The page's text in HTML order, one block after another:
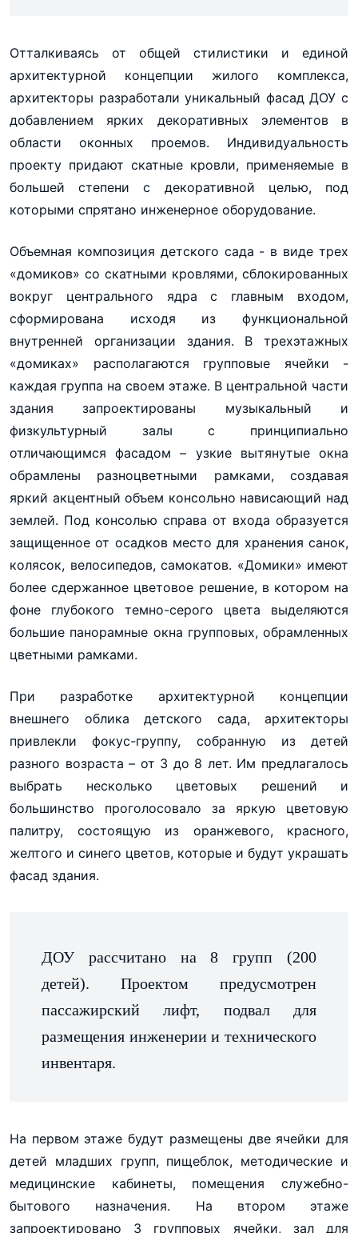
Отталкиваясь от общей стилистики и единой
архитектурной концепции жилого комплекса,
архитекторы разработали уникальный фасад ДОУ с
добавлением ярких декоративных элементов в
области оконных проемов. Индивидуальность
проекту придают скатные кровли, применяемые в
большей степени с декоративной целью, под
которыми спрятано инженерное оборудование.
Объемная композиция детского сада - в виде трех
«домиков» со скатными кровлями, сблокированных
вокруг центрального ядра с главным входом,
сформирована исходя из функциональной
внутренней организации здания. В трехэтажных
«домиках» располагаются групповые ячейки -
каждая группа на своем этаже. В центральной части
здания запроектированы музыкальный и
физкультурный залы с принципиально
отличающимся фасадом – узкие вытянутые окна
обрамлены разноцветными рамками, создавая
яркий акцентный объем консольно нависающий над
землей. Под консолью справа от входа образуется
защищенное от осадков место для хранения санок,
колясок, велосипедов, самокатов. «Домики» имеют
более сдержанное цветовое решение, в котором на
фоне глубокого темно-серого цвета выделяются
большие панорамные окна групповых, обрамленных
цветными рамками.
При разработке архитектурной концепции
внешнего облика детского сада, архитекторы
привлекли фокус-группу, собранную из детей
разного возраста – от 3 до 8 лет. Им предлагалось
выбрать несколько цветовых решений и
большинство проголосовало за яркую цветовую
палитру, состоящую из оранжевого, красного,
желтого и синего цветов, которые и будут украшать
фасад здания.
ДОУ рассчитано на 8 групп (200
детей). Проектом предусмотрен
пассажирский лифт, подвал для
размещения инженерии и технического
инвентаря.
На первом этаже будут размещены две ячейки для
детей младших групп, пищеблок, методические и
медицинские кабинеты, помещения служебно-
бытового назначения. На втором этаже
запроектировано 3 групповых ячейки, зал для